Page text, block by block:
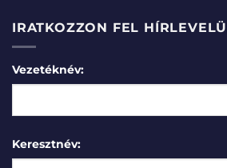
IRATKOZZON FEL
Vezetéknév:
Keresztnév: